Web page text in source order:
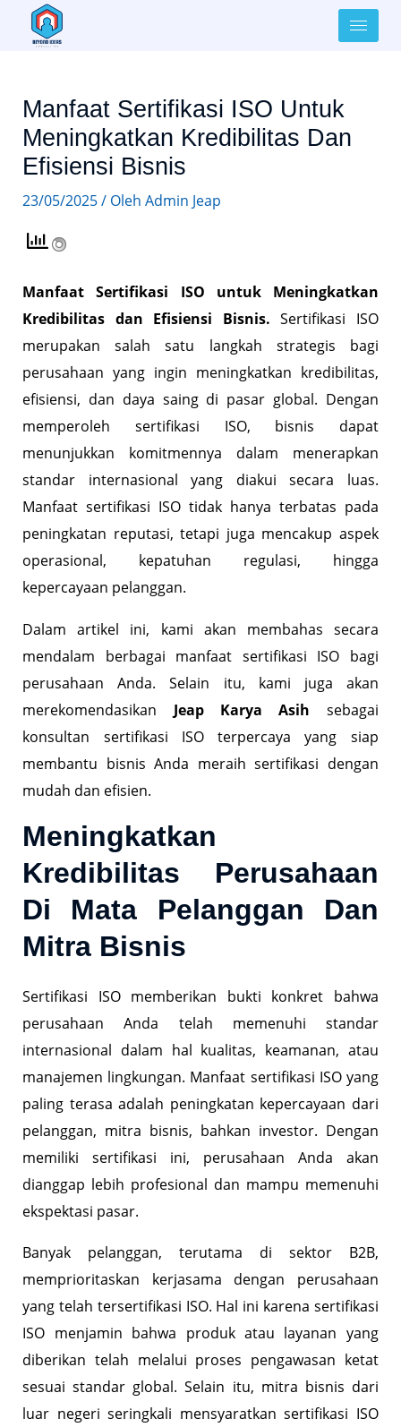
Lewati
Manfaat Sertifikasi ISO Untuk
Meningkatkan Kredibilitas Dan
Efisiensi Bisnis
23/05/2025/ OlehAdmin Jeap
Manfaat Sertifikasi ISO untuk Meningkatkan
Kredibilitas dan Efisiensi Bisnis.Sertifikasi ISO
merupakan salah satu langkah strategis bagi
perusahaan yang ingin meningkatkan kredibilitas,
efisiensi, dan daya saing di pasar global. Dengan
memperoleh sertifikasi ISO, bisnis dapat
menunjukkan komitmennya dalam menerapkan
standar internasional yang diakui secara luas.
Manfaat sertifikasi ISO tidak hanya terbatas pada
peningkatan reputasi, tetapi juga mencakup aspek
operasional, kepatuhan regulasi, hingga
kepercayaan pelanggan.
Dalam artikel ini, kami akan membahas secara
mendalam berbagai manfaat sertifikasi ISO bagi
perusahaan Anda. Selain itu, kami juga akan
merekomendasikan Jeap Karya Asih sebagai
konsultan sertifikasi ISO terpercaya yang siap
membantu bisnis Anda meraih sertifikasi dengan
mudah dan efisien.
Meningkatkan
Kredibilitas Perusahaan
Di Mata Pelanggan Dan
Mitra Bisnis
Sertifikasi ISO memberikan bukti konkret bahwa
perusahaan Anda telah memenuhi standar
internasional dalam hal kualitas, keamanan, atau
manajemen lingkungan. Manfaat sertifikasi ISO yang
paling terasa adalah peningkatan kepercayaan dari
pelanggan, mitra bisnis, bahkan investor. Dengan
memiliki sertifikasi ini, perusahaan Anda akan
dianggap lebih profesional dan mampu memenuhi
ekspektasi pasar.
Banyak pelanggan, terutama di sektor B2B,
memprioritaskan kerjasama dengan perusahaan
yang telah tersertifikasi ISO. Hal ini karena sertifikasi
ISO menjamin bahwa produk atau layanan yang
diberikan telah melalui proses pengawasan ketat
sesuai standar global. Selain itu, mitra bisnis dari
luar negeri seringkali mensyaratkan sertifikasi ISO